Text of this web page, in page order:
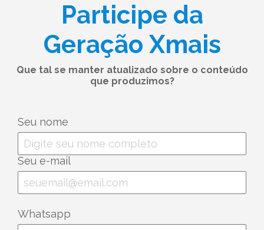
Participe da
Geração Xmais
Que tal se manter atualizado sobre o conteúdo
que produzimos?
Seu nome
Seu e-mail
Whatsapp